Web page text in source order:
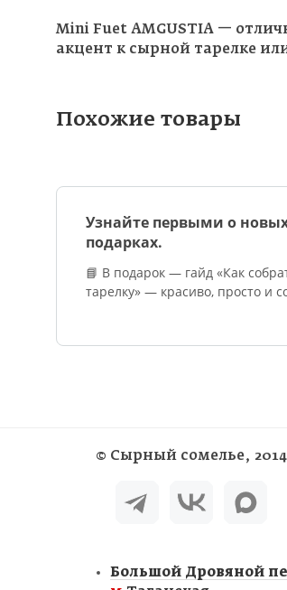
Mini Fuet AMGUSTIA —
акцент к сырной тарелке
Похожие товары
Узнайте первыми о
подарках.
📘 В подарок — гайд «Как
тарелку» — красиво, просто и
© Сырный сомелье,
Большой Дровяной